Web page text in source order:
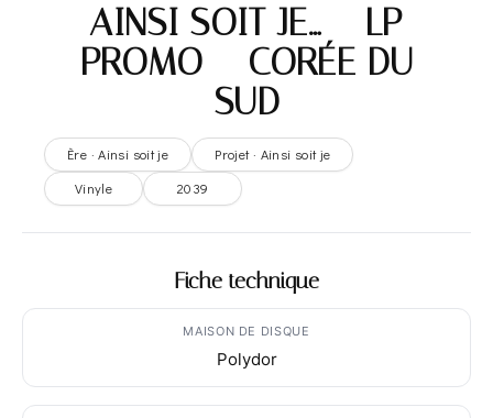
AINSI SOIT JE… – LP
PROMO – CORÉE DU
SUD
Ère · Ainsi soit je
Projet · Ainsi soit je
Vinyle
2039
Fiche technique
MAISON DE DISQUE
Polydor